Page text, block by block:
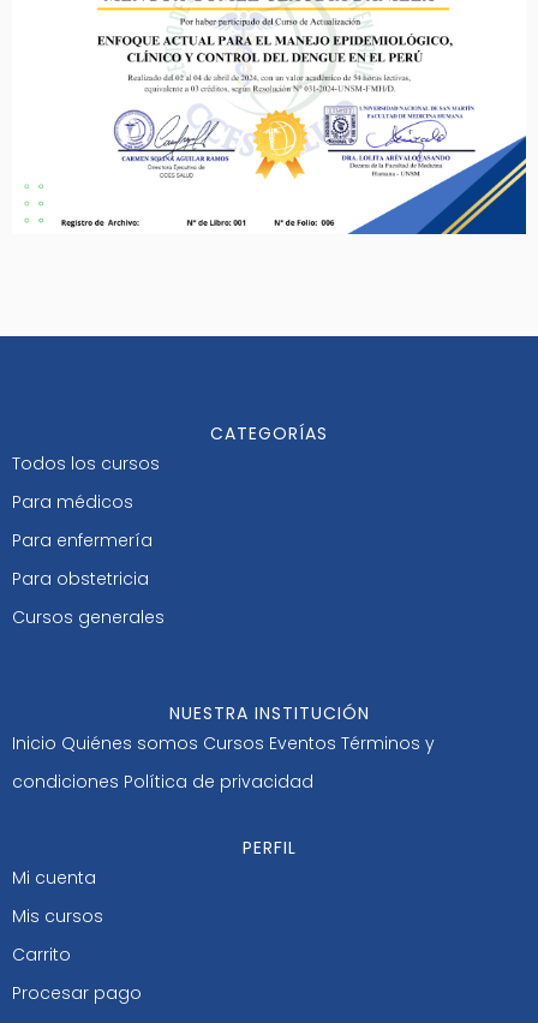
CATEGORÍAS
Todos los cursos
Para médicos
Para enfermería
Para obstetricia
Cursos generales
NUESTRA INSTITUCIÓN
Inicio Quiénes somos Cursos Eventos Términos y
condiciones Política de privacidad
PERFIL
Mi cuenta
Mis cursos
Carrito
Procesar pago